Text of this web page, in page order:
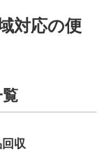
対応の便
収